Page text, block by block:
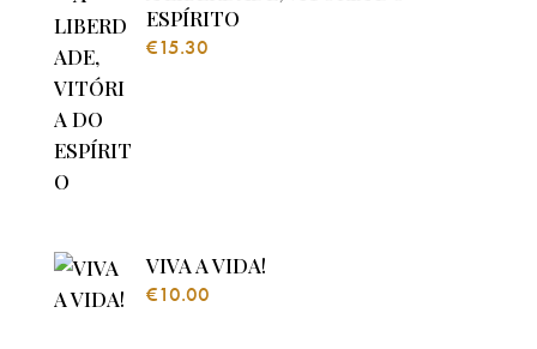
ESPÍRITO
€15.30
VIVA A VIDA!
€10.00